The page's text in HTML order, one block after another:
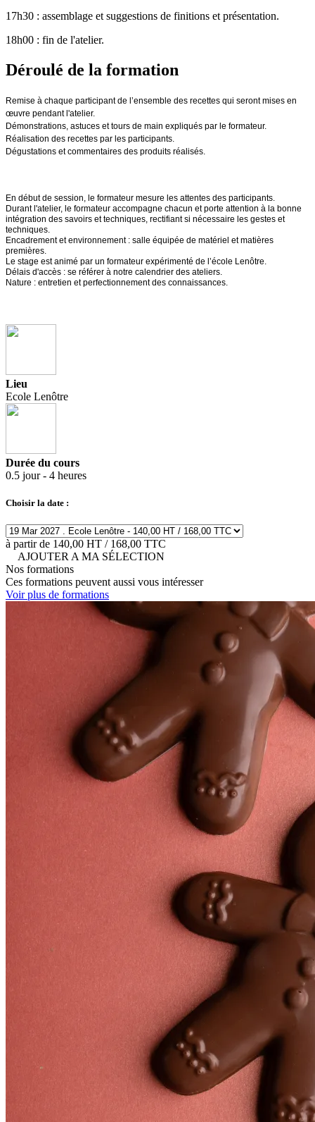
17h30 : assemblage et suggestions de finitions et présentation.
18h00 : fin de l'atelier.
Déroulé de la formation
Remise à chaque participant de l’ensemble des recettes qui seront mises en
œuvre pendant l'atelier.
Démonstrations, astuces et tours de main expliqués par le formateur.
Réalisation des recettes par les participants.
Dégustations et commentaires des produits réalisés.
En début de session, le formateur mesure les attentes des participants.
Durant l'atelier, le formateur accompagne chacun et porte attention à la bonne
intégration des savoirs et techniques, rectifiant si nécessaire les gestes et
techniques.
Encadrement et environnement : salle équipée de matériel et matières
premières.
Le stage est animé par un formateur expérimenté de l’école Lenôtre.
Délais d'accès : se référer à notre calendrier des ateliers.
Nature : entretien et perfectionnement des connaissances.
Lieu
Ecole Lenôtre
Durée du cours
0.5 jour - 4 heures
Choisir la date :
à partir de 140,00 HT / 168,00 TTC
AJOUTER A MA SÉLECTION
Nos formations
Ces formations peuvent aussi vous intéresser
Voir plus de formations